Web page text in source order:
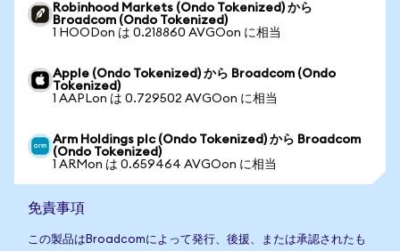
Robinhood Markets (Ondo Tokenized) から
Broadcom (Ondo Tokenized)
1 HOODon は 0.218860 AVGOon に相当
Apple (Ondo Tokenized) から Broadcom (Ondo
Tokenized)
1 AAPLon は 0.729502 AVGOon に相当
Arm Holdings plc (Ondo Tokenized) から Broadcom
(Ondo Tokenized)
1 ARMon は 0.659464 AVGOon に相当
免責事項
この製品はBroadcomによって発行、後援、または承認されたも